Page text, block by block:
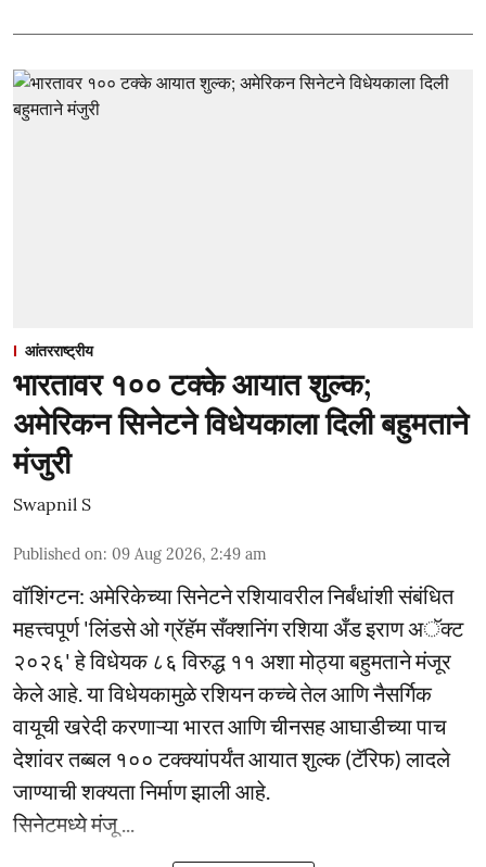
आंतरराष्ट्रीय
भारतावर १०० टक्के आयात शुल्क;
अमेरिकन सिनेटने विधेयकाला दिली बहुमताने
मंजुरी
Swapnil S
Published on: 09 Aug 2026, 2:49 am
वॉशिंग्टन: अमेरिकेच्या सिनेटने रशियावरील निर्बंधांशी संबंधित
महत्त्वपूर्ण 'लिंडसे ओ ग्रॅहॅम सँक्शनिंग रशिया अँड इराण अॅक्ट
२०२६' हे विधेयक ८६ विरुद्ध ११ अशा मोठ्या बहुमताने मंजूर
केले आहे. या विधेयकामुळे रशियन कच्चे तेल आणि नैसर्गिक
वायूची खरेदी करणाऱ्या भारत आणि चीनसह आघाडीच्या पाच
देशांवर तब्बल १०० टक्क्यांपर्यंत आयात शुल्क (टॅरिफ) लादले
जाण्याची शक्यता निर्माण झाली आहे.
सिनेटमध्ये मंजू ...